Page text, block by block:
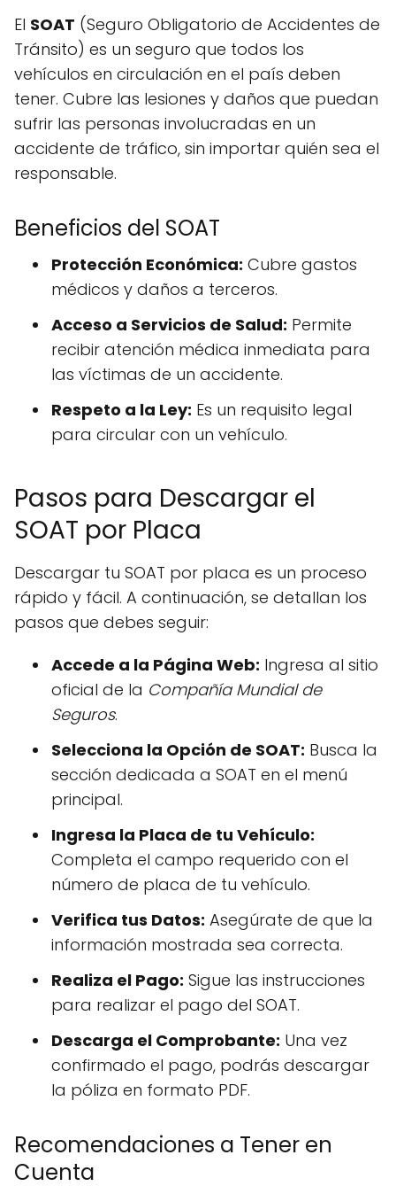
El SOAT (Seguro Obligatorio de Accidentes de
Tránsito) es un seguro que todos los
vehículos en circulación en el país deben
tener. Cubre las lesiones y daños que puedan
sufrir las personas involucradas en un
accidente de tráfico, sin importar quién sea el
responsable.
Beneficios del SOAT
Protección Económica: Cubre gastos
médicos y daños a terceros.
Acceso a Servicios de Salud: Permite
recibir atención médica inmediata para
las víctimas de un accidente.
Respeto a la Ley: Es un requisito legal
para circular con un vehículo.
Pasos para Descargar el
SOAT por Placa
Descargar tu SOAT por placa es un proceso
rápido y fácil. A continuación, se detallan los
pasos que debes seguir:
Accede a la Página Web: Ingresa al sitio
oficial de la Compañía Mundial de
Seguros.
Selecciona la Opción de SOAT: Busca la
sección dedicada a SOAT en el menú
principal.
Ingresa la Placa de tu Vehículo:
Completa el campo requerido con el
número de placa de tu vehículo.
Verifica tus Datos: Asegúrate de que la
información mostrada sea correcta.
Realiza el Pago: Sigue las instrucciones
para realizar el pago del SOAT.
Descarga el Comprobante: Una vez
confirmado el pago, podrás descargar
la póliza en formato PDF.
Recomendaciones a Tener en
Cuenta